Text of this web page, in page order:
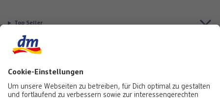
Top Seller
Aktuell besonders beliebt
Service & Auftragsstatus